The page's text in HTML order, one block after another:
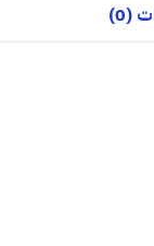
(0)